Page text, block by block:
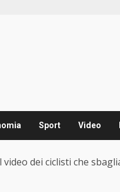
Sport Video
video dei ciclisti che